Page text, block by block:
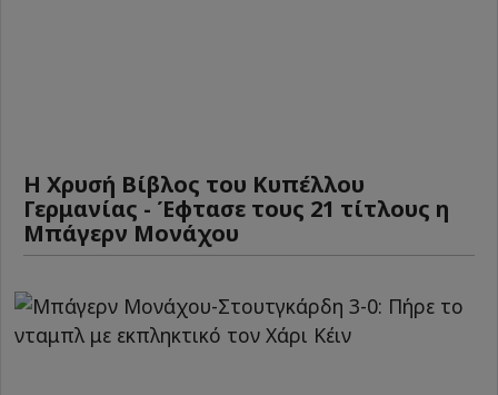
Η Χρυσή Βίβλος του Κυπέλλου
Γερμανίας - Έφτασε τους 21 τίτλους η
Μπάγερν Μονάχου